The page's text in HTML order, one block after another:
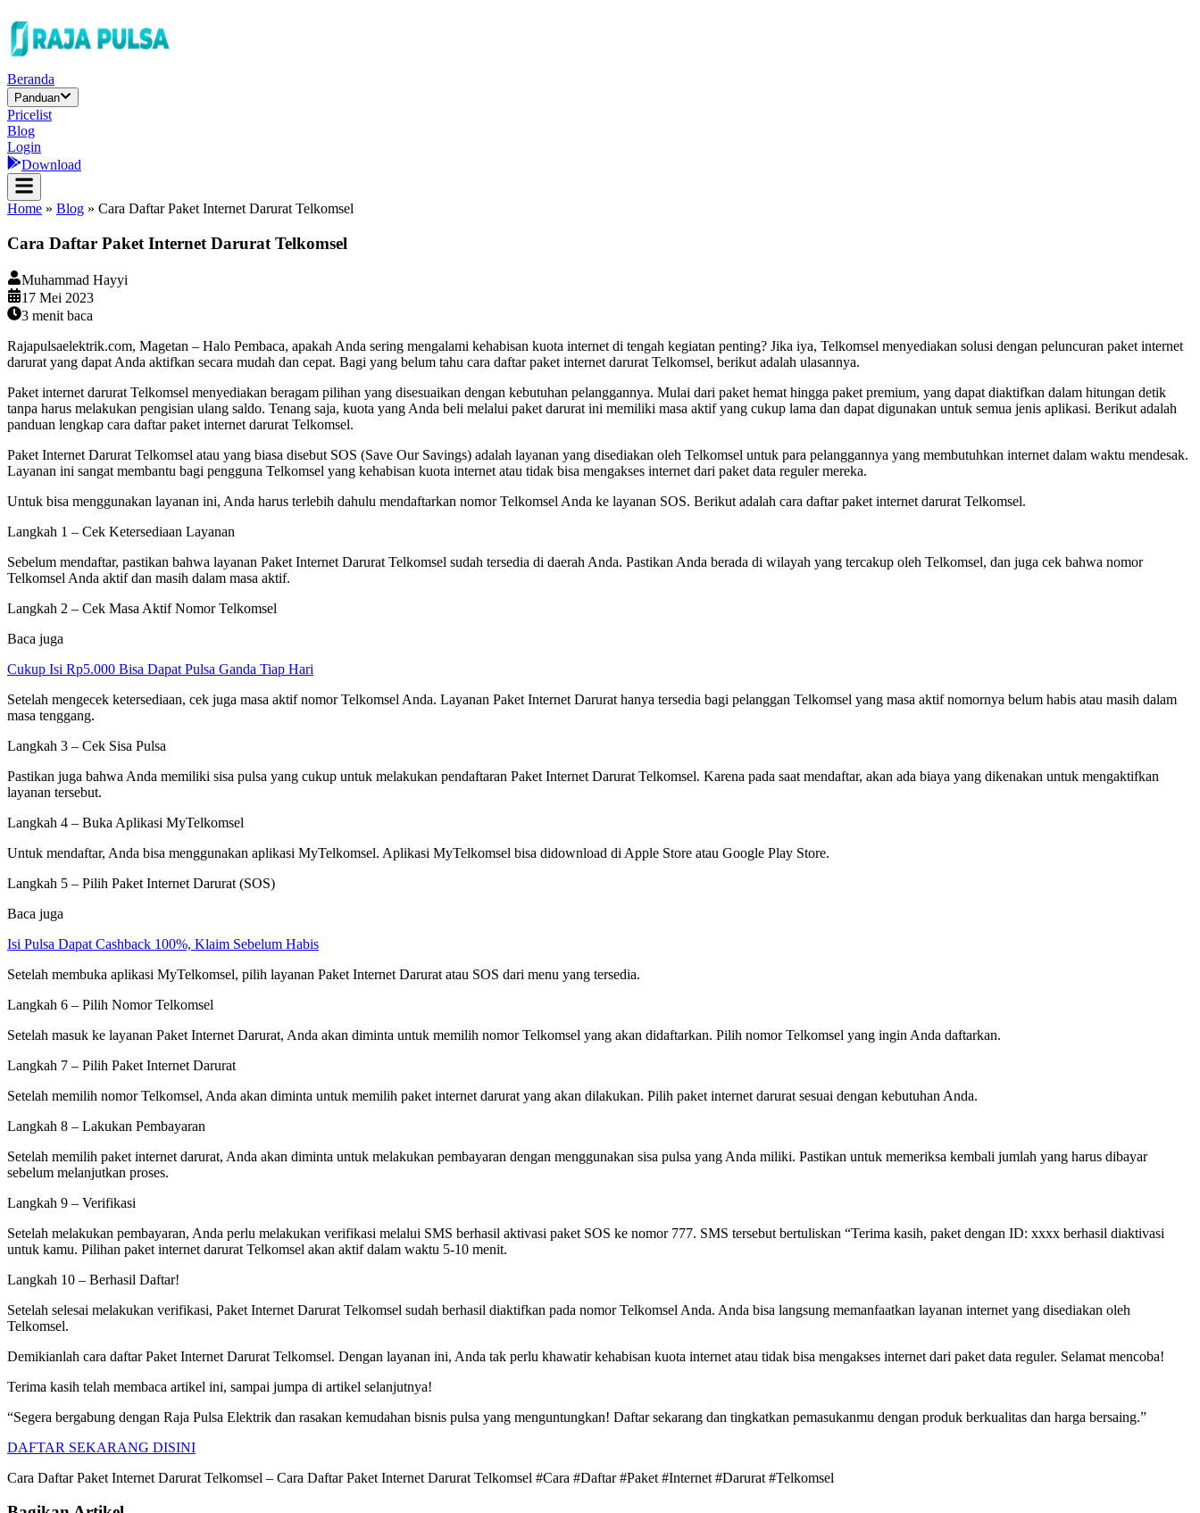
Beranda
Panduan
Pricelist
Blog
Login
Download
Home » Blog » Cara Daftar Paket Internet Darurat Telkomsel
Cara Daftar Paket Internet Darurat Telkomsel
Muhammad Hayyi
17 Mei 2023
3 menit baca
Rajapulsaelektrik.com, Magetan – Halo Pembaca, apakah Anda sering mengalami kehabisan kuota internet di tengah kegiatan penting? Jika iya, Telkomsel menyediakan solusi dengan peluncuran paket internet
darurat yang dapat Anda aktifkan secara mudah dan cepat. Bagi yang belum tahu cara daftar paket internet darurat Telkomsel, berikut adalah ulasannya.
Paket internet darurat Telkomsel menyediakan beragam pilihan yang disesuaikan dengan kebutuhan pelanggannya. Mulai dari paket hemat hingga paket premium, yang dapat diaktifkan dalam hitungan detik
tanpa harus melakukan pengisian ulang saldo. Tenang saja, kuota yang Anda beli melalui paket darurat ini memiliki masa aktif yang cukup lama dan dapat digunakan untuk semua jenis aplikasi. Berikut adalah
panduan lengkap cara daftar paket internet darurat Telkomsel.
Paket Internet Darurat Telkomsel atau yang biasa disebut SOS (Save Our Savings) adalah layanan yang disediakan oleh Telkomsel untuk para pelanggannya yang membutuhkan internet dalam waktu mendesak.
Layanan ini sangat membantu bagi pengguna Telkomsel yang kehabisan kuota internet atau tidak bisa mengakses internet dari paket data reguler mereka.
Untuk bisa menggunakan layanan ini, Anda harus terlebih dahulu mendaftarkan nomor Telkomsel Anda ke layanan SOS. Berikut adalah cara daftar paket internet darurat Telkomsel.
Langkah 1 – Cek Ketersediaan Layanan
Sebelum mendaftar, pastikan bahwa layanan Paket Internet Darurat Telkomsel sudah tersedia di daerah Anda. Pastikan Anda berada di wilayah yang tercakup oleh Telkomsel, dan juga cek bahwa nomor
Telkomsel Anda aktif dan masih dalam masa aktif.
Langkah 2 – Cek Masa Aktif Nomor Telkomsel
Baca juga
Cukup Isi Rp5.000 Bisa Dapat Pulsa Ganda Tiap Hari
Setelah mengecek ketersediaan, cek juga masa aktif nomor Telkomsel Anda. Layanan Paket Internet Darurat hanya tersedia bagi pelanggan Telkomsel yang masa aktif nomornya belum habis atau masih dalam
masa tenggang.
Langkah 3 – Cek Sisa Pulsa
Pastikan juga bahwa Anda memiliki sisa pulsa yang cukup untuk melakukan pendaftaran Paket Internet Darurat Telkomsel. Karena pada saat mendaftar, akan ada biaya yang dikenakan untuk mengaktifkan
layanan tersebut.
Langkah 4 – Buka Aplikasi MyTelkomsel
Untuk mendaftar, Anda bisa menggunakan aplikasi MyTelkomsel. Aplikasi MyTelkomsel bisa didownload di Apple Store atau Google Play Store.
Langkah 5 – Pilih Paket Internet Darurat (SOS)
Baca juga
Isi Pulsa Dapat Cashback 100%, Klaim Sebelum Habis
Setelah membuka aplikasi MyTelkomsel, pilih layanan Paket Internet Darurat atau SOS dari menu yang tersedia.
Langkah 6 – Pilih Nomor Telkomsel
Setelah masuk ke layanan Paket Internet Darurat, Anda akan diminta untuk memilih nomor Telkomsel yang akan didaftarkan. Pilih nomor Telkomsel yang ingin Anda daftarkan.
Langkah 7 – Pilih Paket Internet Darurat
Setelah memilih nomor Telkomsel, Anda akan diminta untuk memilih paket internet darurat yang akan dilakukan. Pilih paket internet darurat sesuai dengan kebutuhan Anda.
Langkah 8 – Lakukan Pembayaran
Setelah memilih paket internet darurat, Anda akan diminta untuk melakukan pembayaran dengan menggunakan sisa pulsa yang Anda miliki. Pastikan untuk memeriksa kembali jumlah yang harus dibayar
sebelum melanjutkan proses.
Langkah 9 – Verifikasi
Setelah melakukan pembayaran, Anda perlu melakukan verifikasi melalui SMS berhasil aktivasi paket SOS ke nomor 777. SMS tersebut bertuliskan “Terima kasih, paket dengan ID: xxxx berhasil diaktivasi
untuk kamu. Pilihan paket internet darurat Telkomsel akan aktif dalam waktu 5-10 menit.
Langkah 10 – Berhasil Daftar!
Setelah selesai melakukan verifikasi, Paket Internet Darurat Telkomsel sudah berhasil diaktifkan pada nomor Telkomsel Anda. Anda bisa langsung memanfaatkan layanan internet yang disediakan oleh
Telkomsel.
Demikianlah cara daftar Paket Internet Darurat Telkomsel. Dengan layanan ini, Anda tak perlu khawatir kehabisan kuota internet atau tidak bisa mengakses internet dari paket data reguler. Selamat mencoba!
Terima kasih telah membaca artikel ini, sampai jumpa di artikel selanjutnya!
“Segera bergabung dengan Raja Pulsa Elektrik dan rasakan kemudahan bisnis pulsa yang menguntungkan! Daftar sekarang dan tingkatkan pemasukanmu dengan produk berkualitas dan harga bersaing.”
DAFTAR SEKARANG DISINI
Cara Daftar Paket Internet Darurat Telkomsel – Cara Daftar Paket Internet Darurat Telkomsel #Cara #Daftar #Paket #Internet #Darurat #Telkomsel